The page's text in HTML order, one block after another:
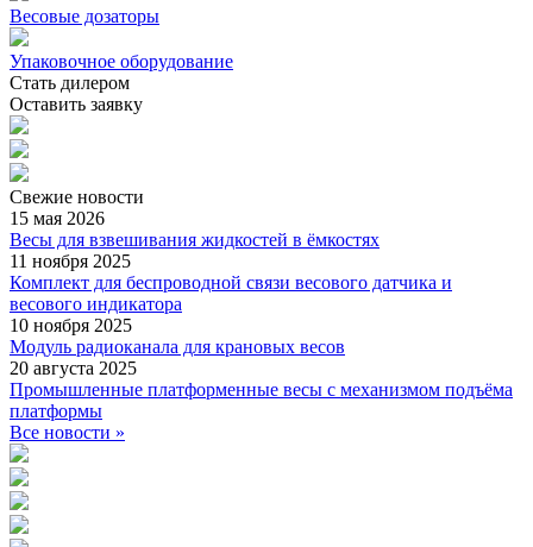
Весовые дозаторы
Упаковочное оборудование
Стать дилером
Оставить заявку
Свежие новости
15 мая 2026
Весы для взвешивания жидкостей в ёмкостях
11 ноября 2025
Комплект для беспроводной связи весового датчика и
весового индикатора
10 ноября 2025
Модуль радиоканала для крановых весов
20 августа 2025
Промышленные платформенные весы с механизмом подъёма
платформы
Все новости »